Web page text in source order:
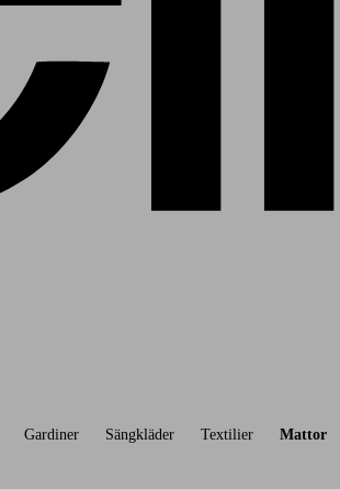
Gardiner Sängkläder Textilier Mattor